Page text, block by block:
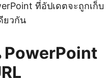
ที่อัปเดตจะถูกเก็บ
ยวกัน
PowerPoint